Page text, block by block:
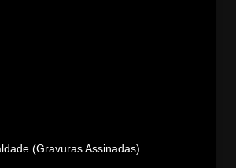
(Gravuras Assinadas)